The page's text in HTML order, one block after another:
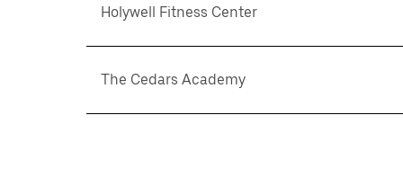
Holywell Fitness Center
The Cedars Academy